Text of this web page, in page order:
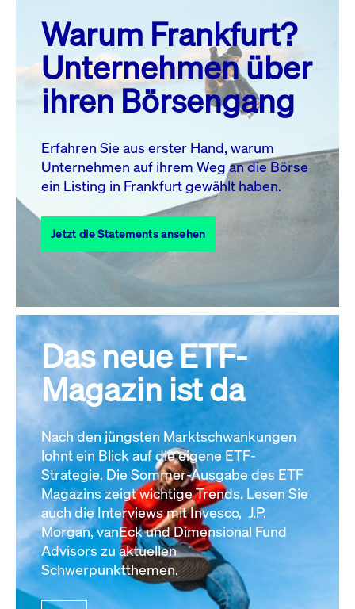
MO. DI. MI. DO. FR. SA. SO.
1
2
3
4 5 6 7 8
10 11 13 14
17
18 19 20 21 22
23
27 28
31
Alle Events
Warum Frankfurt?
Unternehmen über
ihren Börsengang
Erfahren Sie aus erster Hand, warum
Unternehmen auf ihrem Weg an die Börse
ein Listing in Frankfurt gewählt haben.
Jetzt die Statements ansehen
Das neue ETF-
Magazin ist da
Nach den jüngsten Marktschwankungen
lohnt ein Blick auf die eigene ETF-
Strategie. Die Sommer-Ausgabe des ETF
Magazins zeigt wichtige Trends. Lesen Sie
auch die Interviews mit Invesco, J.P.
Morgan, vanEck und Dimensional Fund
Advisors zu aktuellen
Schwerpunktthemen.